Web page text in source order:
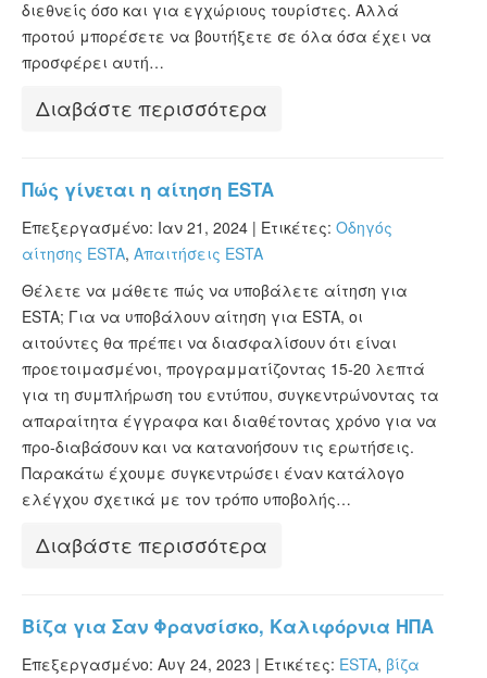
διεθνείς όσο και για εγχώριους τουρίστες. Αλλά
προτού μπορέσετε να βουτήξετε σε όλα όσα έχει να
προσφέρει αυτή…
Διαβάστε περισσότερα
Πώς γίνεται η αίτηση ESTA
Επεξεργασμένο: Ιαν 21, 2024 | Ετικέτες: Οδηγός
αίτησης ESTA, Απαιτήσεις ESTA
Θέλετε να μάθετε πώς να υποβάλετε αίτηση για
ESTA; Για να υποβάλουν αίτηση για ESTA, οι
αιτούντες θα πρέπει να διασφαλίσουν ότι είναι
προετοιμασμένοι, προγραμματίζοντας 15-20 λεπτά
για τη συμπλήρωση του εντύπου, συγκεντρώνοντας τα
απαραίτητα έγγραφα και διαθέτοντας χρόνο για να
προ-διαβάσουν και να κατανοήσουν τις ερωτήσεις.
Παρακάτω έχουμε συγκεντρώσει έναν κατάλογο
ελέγχου σχετικά με τον τρόπο υποβολής…
Διαβάστε περισσότερα
Βίζα για Σαν Φρανσίσκο, Καλιφόρνια ΗΠΑ
Επεξεργασμένο: Αυγ 24, 2023 | Ετικέτες: ESTA, βίζα